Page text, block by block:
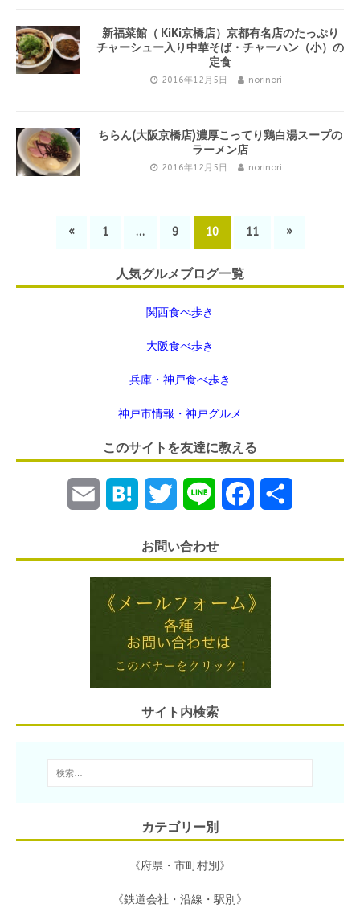
新福菜館（ KiKi京橋店）京都有名店のたっぷり
チャーシュー入り中華そば・チャーハン（小）の
定食
2016年12月5日 norinori
ちらん(大阪京橋店)濃厚こってり鶏白湯スープの
ラーメン店
2016年12月5日 norinori
« 1 … 9 10 11 »
人気グルメブログ一覧
関西食べ歩き
大阪食べ歩き
兵庫・神戸食べ歩き
神戸市情報・神戸グルメ
このサイトを友達に教える
a t
a
i
t
e
r
n c
o
お問い合わせ
サイト内検索
カテゴリー別
《府県・市町村別》
《鉄道会社・沿線・駅別》